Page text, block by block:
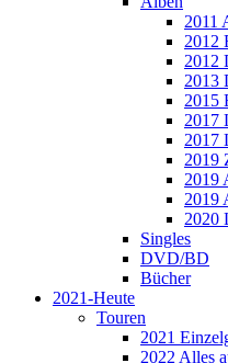
2011
2012
2012
2013
2015
2017
2017
2019
2019
2019
2020
Singles
DVD/BD
Bücher
2021-Heute
Touren
2021
2022 Alles